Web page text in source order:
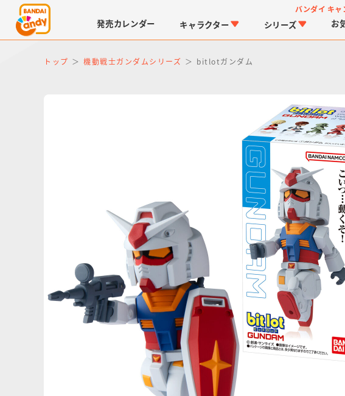
バンダイ キ
発売カレンダー キャラクター
仮面ライダーシリーズ
PROJECT
ーパー戦隊
シリーズ
つりグミ
お
トップ 機動戦士ガンダムシリーズ bitlotガンダム